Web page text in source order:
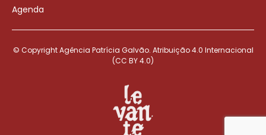
Agenda
© Copyright Agência Patrícia Galvão. Atribuição 4.0 Internacional
(CC BY 4.0)